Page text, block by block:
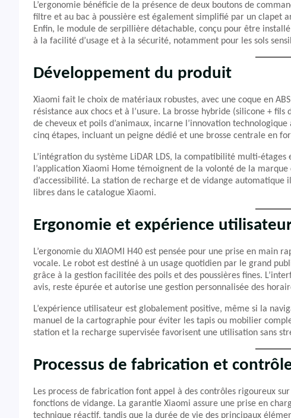
L’ergonomie bénéficie de la présence de deux boutons de
filtre et au bac à poussière est également simplifié par un clapet
Enfin, le module de serpillière détachable, conçu pour être
à la facilité d’usage et à la sécurité, notamment pour les sols
Développement du produit
Xiaomi fait le choix de matériaux robustes, avec une coque en
résistance aux chocs et à l’usure. La brosse hybride (silicone +
de cheveux et poils d’animaux, incarne l’innovation
cinq étapes, incluant un peigne dédié et une brosse centrale en
L’intégration du système LiDAR LDS, la compatibilité multi-
l’application Xiaomi Home témoignent de la volonté de la
d’accessibilité. La station de recharge et de vidange
libres dans le catalogue Xiaomi.
Ergonomie et expérience
L’ergonomie du XIAOMI H40 est pensée pour une prise en main
vocale. Le robot est destiné à un usage quotidien par le grand
grâce à la gestion facilitée des poils et des poussières fines.
avis, reste épurée et autorise une gestion personnalisée des
L’expérience utilisateur est globalement positive, même si la
manuel de la cartographie pour éviter les tapis ou mobilier
station et la recharge supervisée favorisent une utilisation sans
Processus de fabrication et
Les process de fabrication font appel à des contrôles rigoureux
fonctions de vidange. La garantie Xiaomi assure une prise en
technique réactif, tandis que la durée de vie des principaux